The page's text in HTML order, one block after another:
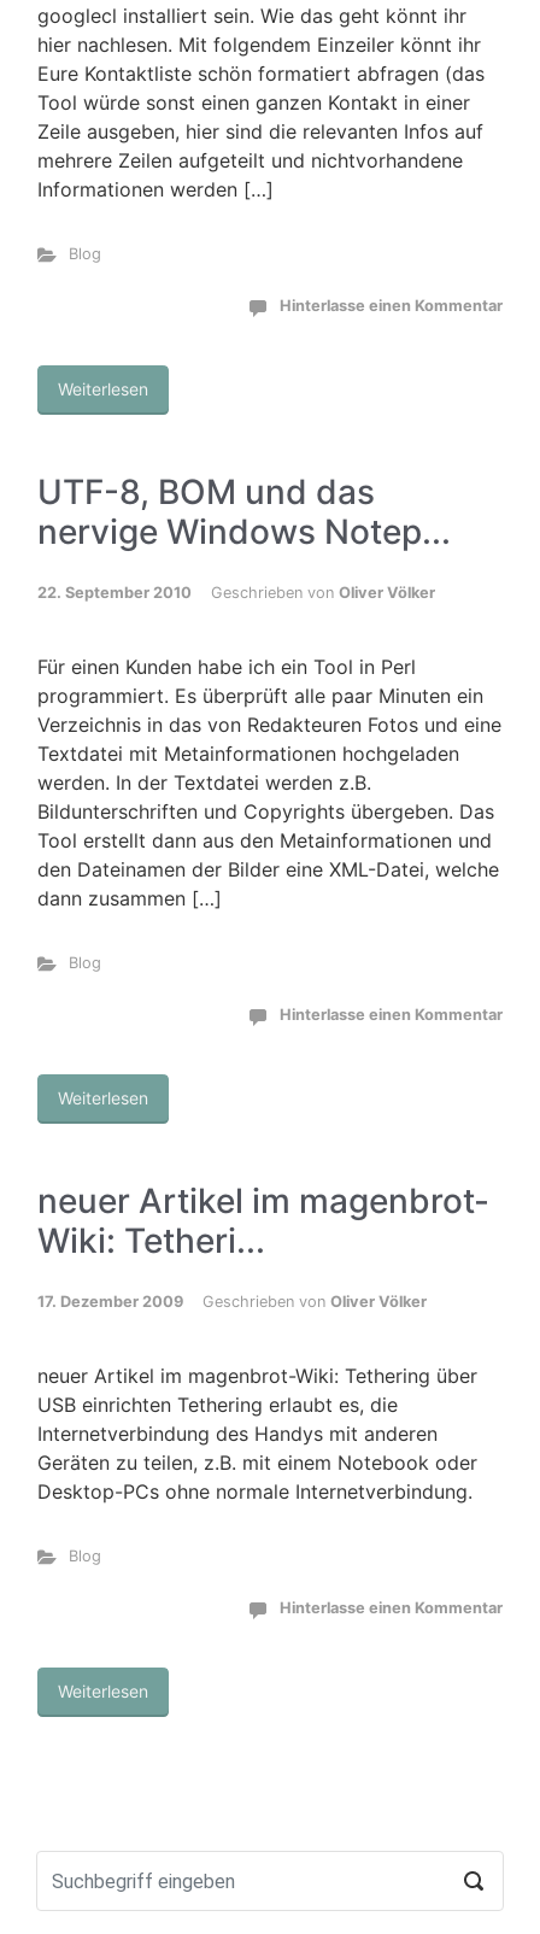
googlecl installiert sein. Wie das geht könnt ihr
hier nachlesen. Mit folgendem Einzeiler könnt ihr
Eure Kontaktliste schön formatiert abfragen (das
Tool würde sonst einen ganzen Kontakt in einer
Zeile ausgeben, hier sind die relevanten Infos auf
mehrere Zeilen aufgeteilt und nichtvorhandene
Informationen werden […]
Blog
Hinterlasse einen Kommentar
Weiterlesen
UTF-8, BOM und das
nervige Windows Notep...
22. September 2010 Geschrieben von Oliver Völker
Für einen Kunden habe ich ein Tool in Perl
programmiert. Es überprüft alle paar Minuten ein
Verzeichnis in das von Redakteuren Fotos und eine
Textdatei mit Metainformationen hochgeladen
werden. In der Textdatei werden z.B.
Bildunterschriften und Copyrights übergeben. Das
Tool erstellt dann aus den Metainformationen und
den Dateinamen der Bilder eine XML-Datei, welche
dann zusammen […]
Blog
Hinterlasse einen Kommentar
Weiterlesen
neuer Artikel im magenbrot-
Wiki: Tetheri...
17. Dezember 2009 Geschrieben von Oliver Völker
neuer Artikel im magenbrot-Wiki: Tethering über
USB einrichten Tethering erlaubt es, die
Internetverbindung des Handys mit anderen
Geräten zu teilen, z.B. mit einem Notebook oder
Desktop-PCs ohne normale Internetverbindung.
Blog
Hinterlasse einen Kommentar
Weiterlesen